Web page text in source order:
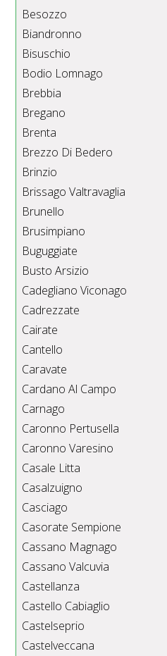
Besozzo
Biandronno
Bisuschio
Bodio Lomnago
Brebbia
Bregano
Brenta
Brezzo Di Bedero
Brinzio
Brissago Valtravaglia
Brunello
Brusimpiano
Buguggiate
Busto Arsizio
Cadegliano Viconago
Cadrezzate
Cairate
Cantello
Caravate
Cardano Al Campo
Carnago
Caronno Pertusella
Caronno Varesino
Casale Litta
Casalzuigno
Casciago
Casorate Sempione
Cassano Magnago
Cassano Valcuvia
Castellanza
Castello Cabiaglio
Castelseprio
Castelveccana